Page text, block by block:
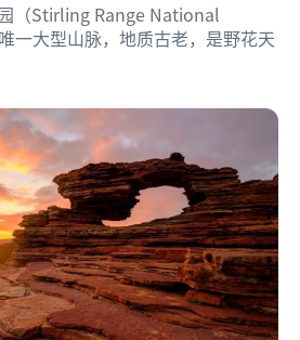
（Stirling Range National
一大型山脉，地质古老，是野花天